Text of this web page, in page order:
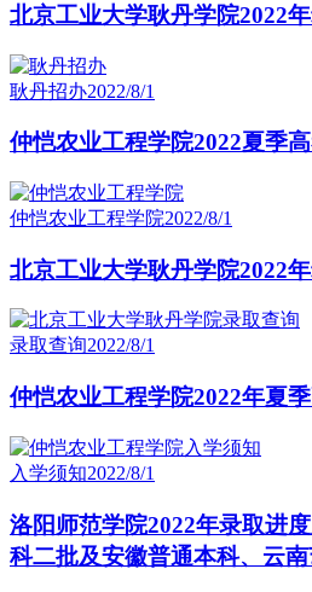
北京工业大学耿丹学院2022
耿丹招办2022/8/1
仲恺农业工程学院2022夏季
仲恺农业工程学院2022/8/1
北京工业大学耿丹学院2022
录取查询2022/8/1
仲恺农业工程学院2022年夏
入学须知2022/8/1
洛阳师范学院2022年录取进
科二批及安徽普通本科、云